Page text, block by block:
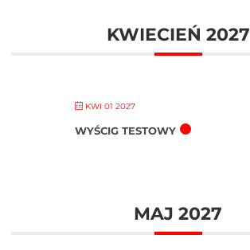
KWIECIEŃ 2027
KWI 01 2027
WYŚCIG TESTOWY
MAJ 2027